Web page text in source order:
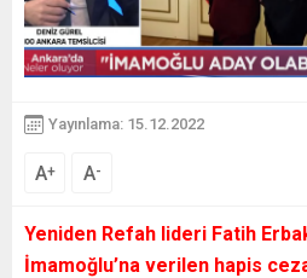
Yayınlama: 15.12.2022
A+ A-
Yeniden Refah lideri Fatih
İmamoğlu’na verilen hapis